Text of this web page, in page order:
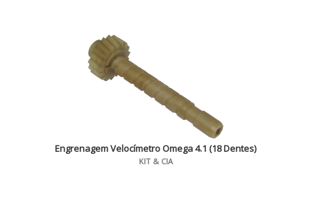
Engrenagem Velocímetro Omega 4.1 (18 Dentes)
KIT & CIA